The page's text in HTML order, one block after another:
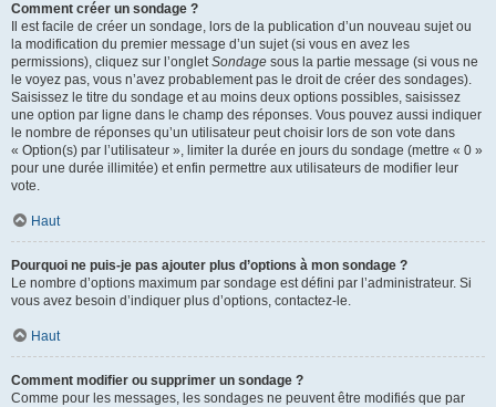
Comment créer un sondage ?
Il est facile de créer un sondage, lors de la publication d’un nouveau sujet ou
la modification du premier message d’un sujet (si vous en avez les
permissions), cliquez sur l’ongletSondage sous la partie message (si vous ne
le voyez pas, vous n’avez probablement pas le droit de créer des sondages).
Saisissez le titre du sondage et au moins deux options possibles, saisissez
une option par ligne dans le champ des réponses. Vous pouvez aussi indiquer
le nombre de réponses qu’un utilisateur peut choisir lors de son vote dans
« Option(s) par l’utilisateur », limiter la durée en jours du sondage (mettre « 0 »
pour une durée illimitée) et enfin permettre aux utilisateurs de modifier leur
vote.
Haut
Pourquoi ne puis-je pas ajouter plus d’options à mon sondage ?
Le nombre d’options maximum par sondage est défini par l’administrateur. Si
vous avez besoin d’indiquer plus d’options, contactez-le.
Haut
Comment modifier ou supprimer un sondage ?
Comme pour les messages, les sondages ne peuvent être modifiés que par